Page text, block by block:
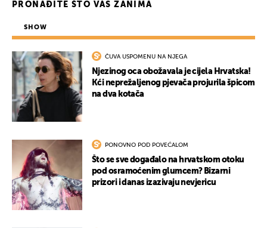
PRONAĐITE ŠTO VAS ZANIMA
SHOW
ČUVA USPOMENU NA NJEGA
Njezinog oca obožavala je cijela Hrvatska!
Kći neprežaljenog pjevača projurila špicom
na dva kotača
PONOVNO POD POVEĆALOM
Što se sve događalo na hrvatskom otoku
pod osramoćenim glumcem? Bizarni
prizori i danas izazivaju nevjericu